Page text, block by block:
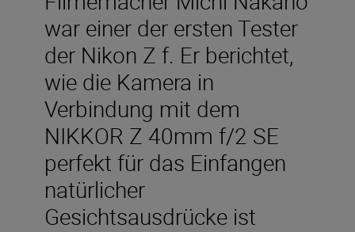
war einer der ersten Tester
der Nikon Z f. Er berichtet,
wie die Kamera in
Verbindung mit dem
NIKKOR Z 40mm f/2 SE
perfekt für das Einfangen
natürlicher
Gesichtsausdrücke ist